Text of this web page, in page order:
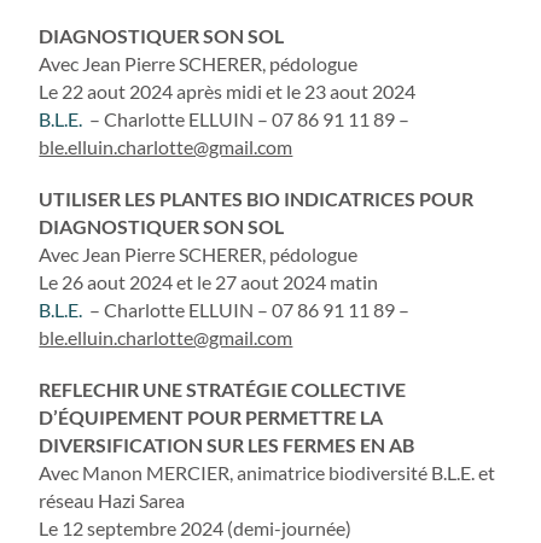
DIAGNOSTIQUER SON SOL
Avec Jean Pierre SCHERER, pédologue
Le 22 aout 2024 après midi et le 23 aout 2024
B.L.E. – Charlotte ELLUIN – 07 86 91 11 89 –
ble.elluin.charlotte@gmail.com
UTILISER LES PLANTES BIO INDICATRICES POUR
DIAGNOSTIQUER SON SOL
Avec Jean Pierre SCHERER, pédologue
Le 26 aout 2024 et le 27 aout 2024 matin
B.L.E. – Charlotte ELLUIN – 07 86 91 11 89 –
ble.elluin.charlotte@gmail.com
REFLECHIR UNE STRATÉGIE COLLECTIVE
D’ÉQUIPEMENT POUR PERMETTRE LA
DIVERSIFICATION SUR LES FERMES EN AB
Avec Manon MERCIER, animatrice biodiversité B.L.E. et
réseau Hazi Sarea
Le 12 septembre 2024 (demi-journée)